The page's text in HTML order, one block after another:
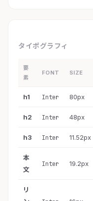
タイポグラフィ
要
素
FONT SIZE
h1 Inter 80px
h2 Inter 48px
h3 Inter 11.52px
本
文
Inter 19.2px
リ